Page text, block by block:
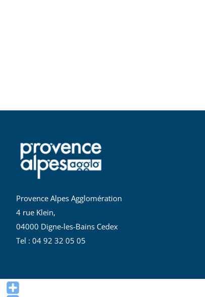
Provence Alpes Agglomération
4 rue Klein,
04000 Digne-les-Bains Cedex
Tel : 04 92 32 05 05